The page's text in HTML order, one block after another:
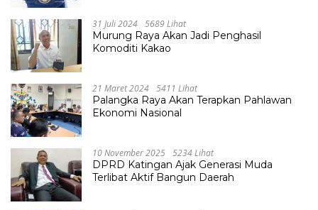
31 Juli 2024 5689 Lihat
Murung Raya Akan Jadi Penghasil
Komoditi Kakao
21 Maret 2024 5411 Lihat
Palangka Raya Akan Terapkan Pahlawan
Ekonomi Nasional
10 November 2025 5234 Lihat
DPRD Katingan Ajak Generasi Muda
Terlibat Aktif Bangun Daerah